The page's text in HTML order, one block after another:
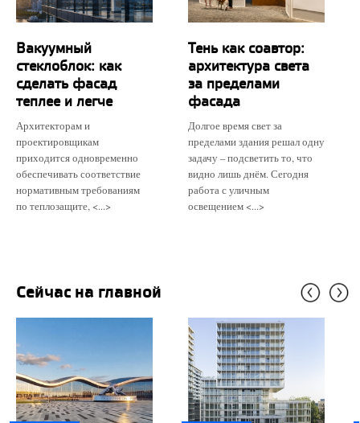
Вакуумный
стеклоблок: как
сделать фасад
теплее и легче
Архитекторам и
проектировщикам
приходится одновременно
обеспечивать соответствие
нормативным требованиям
по теплозащите, <...>
Тень как соавтор:
архитектура света
за пределами
фасада
Долгое время свет за
пределами здания решал одну
задачу – подсветить то, что
видно лишь днём. Сегодня
работа с уличным
освещением <...>
Сейчас на главной